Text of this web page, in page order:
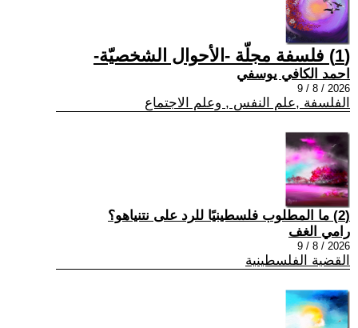
(1) فلسفة مجلّة -الأحوال الشخصيّة-
احمد الكافي يوسفي
2026 / 8 / 9
الفلسفة ,علم النفس , وعلم الاجتماع
(2) ما المطلوب فلسطينيًا للرد على نتنياهو؟
رامي الغف
2026 / 8 / 9
القضية الفلسطينية